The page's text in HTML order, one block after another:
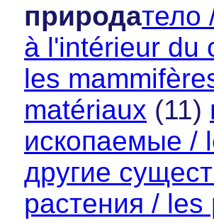
природатело
à l'intérieur du
les
matériaux (11)
ископаемые /
другие
растения / les